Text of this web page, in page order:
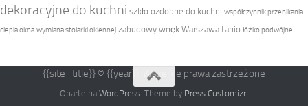
dekoracyjne do kuchni szkło ozdobne do kuchni współczynnik przenikania
ciepła okna wymiana stolarki okiennej zabudowy wnęk Warszawa tanio łóżko podwójne
{{site_title}} © {{year}}. Wszelkie prawa zastrzeżone
Oparte na WordPress . Theme by Press Customizr.